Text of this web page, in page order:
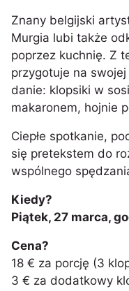
Znany belgijski
Murgia lubi także
poprzez kuchnię. Z
przygotuje na
danie: klopsiki w
makaronem, hojnie
Ciepłe spotkanie,
się pretekstem do
wspólnego
Kiedy?
Piątek, 27 marca,
Cena?
18 € za porcję (3
3 € za dodatkowy